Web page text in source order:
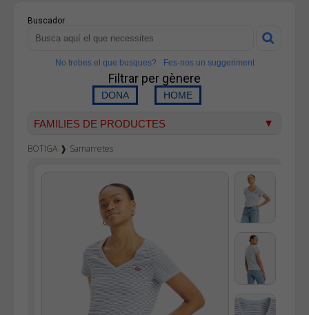
Buscador
No trobes el que busques? Fes-nos un suggeriment
Filtrar per gènere
FAMILIES DE PRODUCTES
Texà home
Dessuadores
BOTIGA ❱ Samarretes